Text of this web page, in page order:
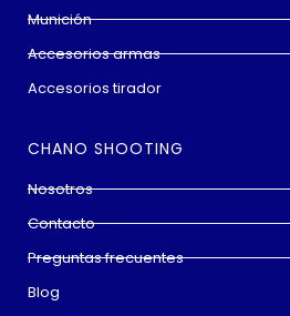
Munición
Accesorios armas
Accesorios tirador
CHANO SHOOTING
Nosotros
Contacto
Preguntas frecuentes
Blog